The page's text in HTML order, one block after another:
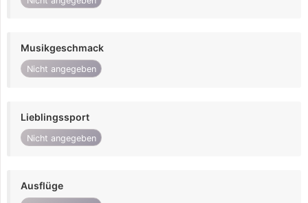
Musikgeschmack
Nicht angegeben
Lieblingssport
Nicht angegeben
Ausflüge